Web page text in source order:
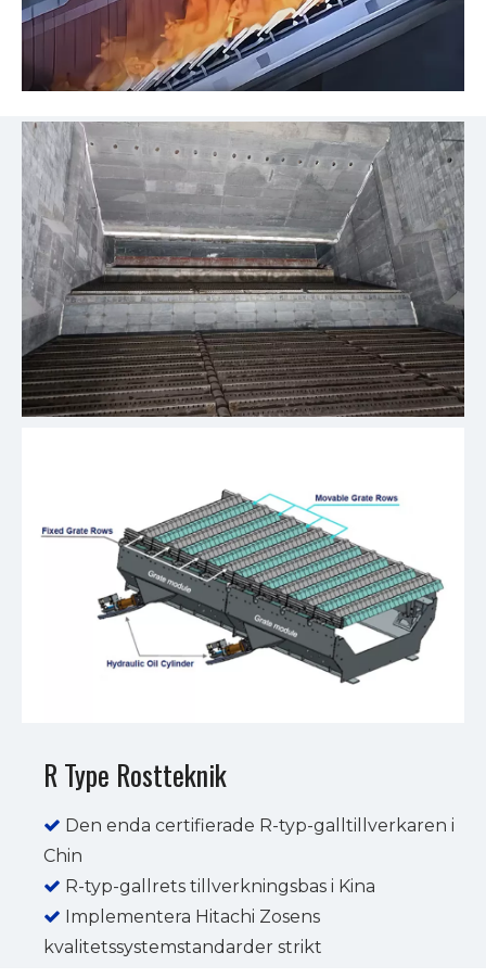
R Type Rostteknik
 Den enda certifierade R-typ-galltillverkaren i
Chin
 R-typ-gallrets tillverkningsbas i Kina

Implementera Hitachi Zosens
kvalitetssystemstandarder strikt